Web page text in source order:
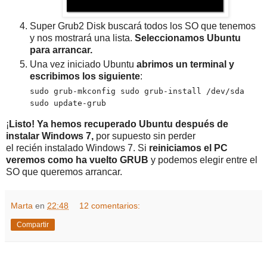
Super Grub2 Disk buscará todos los SO que tenemos
y nos mostrará una lista. Seleccionamos Ubuntu
para arrancar.
Una vez iniciado Ubuntu abrimos un terminal y
escribimos los siguiente:
sudo grub-mkconfig sudo grub-install /dev/sda
sudo update-grub
¡ Listo! Ya hemos recuperado Ubuntu después de
instalar Windows 7, por supuesto sin perder
el recién instalado Windows 7. Si reiniciamos el PC
veremos como ha vuelto GRUB y podemos elegir entre el
SO que queremos arrancar.
Marta en 22:48 12 comentarios:
Compartir